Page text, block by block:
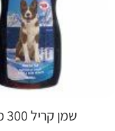
שמן קריל 300 מ"ל